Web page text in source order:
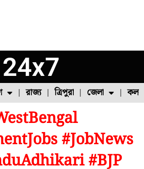
24x7
চাষ ফল চাষ
রাজ্য ত্রিপুরা জেলা
#JobNews
#BJP